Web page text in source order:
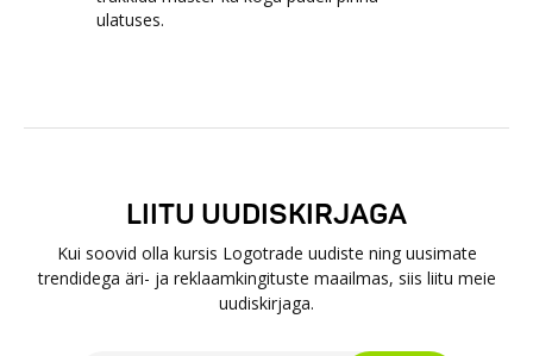
ulatuses.
LIITU UUDISKIRJAGA
Kui soovid olla kursis Logotrade uudiste ning uusimate
trendidega äri- ja reklaamkingituste maailmas, siis liitu meie
uudiskirjaga.